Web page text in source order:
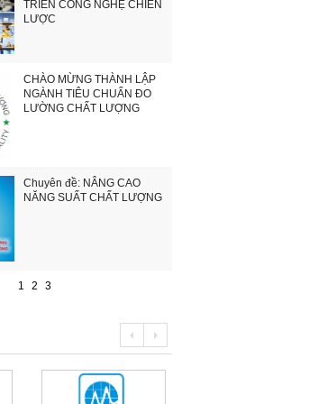
TRIỂN CÔNG NGHỆ CHIẾN
LƯỢC
CHÀO MỪNG THÀNH LẬP
NGÀNH TIÊU CHUẨN ĐO
LƯỜNG CHẤT LƯỢNG
Chuyên đề: NÂNG CAO
NĂNG SUẤT CHẤT LƯỢNG
1 2 3